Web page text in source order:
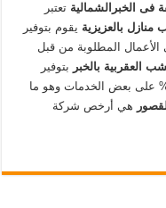
فى الخبرالشماليةتعتبر
منازل بالعزيزية يقوم بتوفير
المطلوبة من قبل
العقربية بالخبر بتوفير
على الأعمال الكبيرة والتي تبدأ من 20% على بعض الخدمات وهو ما
هي أرخص شركة